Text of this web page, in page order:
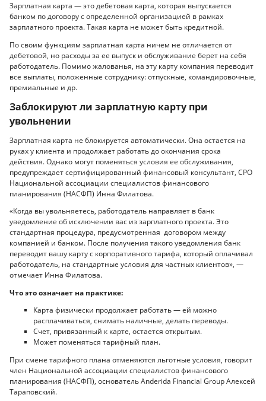
Зарплатная карта — это дебетовая карта, которая выпускается
банком по договору с определенной организацией в рамках
зарплатного проекта. Такая карта не может быть кредитной.
По своим функциям зарплатная карта ничем не отличается от
дебетовой, но расходы за ее выпуск и обслуживание берет на себя
работодатель. Помимо жалованья, на эту карту компания переводит
все выплаты, положенные сотруднику: отпускные, командировочные,
премиальные и др.
Заблокируют ли зарплатную карту при
увольнении
Зарплатная карта не блокируется автоматически. Она остается на
руках у клиента и продолжает работать до окончания срока
действия. Однако могут поменяться условия ее обслуживания,
предупреждает сертифицированный финансовый консультант, СРО
Национальной ассоциации специалистов финансового
планирования (НАСФП) Инна Филатова.
«Когда вы увольняетесь, работодатель направляет в банк
уведомление об исключении вас из зарплатного проекта. Это
стандартная процедура, предусмотренная договором между
компанией и банком. После получения такого уведомления банк
переводит вашу карту с корпоративного тарифа, который оплачивал
работодатель, на стандартные условия для частных клиентов», —
отмечает Инна Филатова.
Что это означает на практике:
Карта физически продолжает работать — ей можно
расплачиваться, снимать наличные, делать переводы.
Счет, привязанный к карте, остается открытым.
Может поменяться тарифный план.
При смене тарифного плана отменяются льготные условия, говорит
член Национальной ассоциации специалистов финансового
планирования (НАСФП), основатель Anderida Financial Group Алексей
Тараповский.